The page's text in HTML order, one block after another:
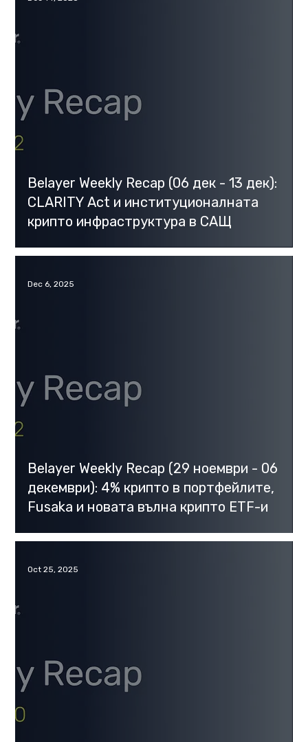
Belayer Weekly Recap (06 дек - 13 дек):
CLARITY Act и институционалната
крипто инфраструктура в САЩ
Belayer Weekly Recap (29 ноември - 06
декември): 4% крипто в портфейлите,
Fusaka и новата вълна крипто ETF-и
Dec 6, 2025
Oct 25, 2025